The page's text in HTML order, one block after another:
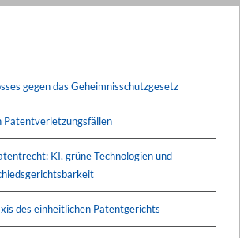
gegen das Geheimnisschutzgesetz
Patentverletzungsfällen
KI, grüne Technologien und
des einheitlichen Patentgerichts